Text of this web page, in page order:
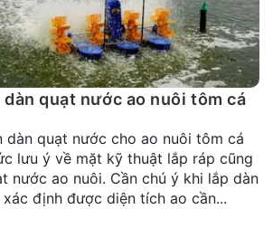
quạt nước ao nuôi tôm cá
dàn quạt nước cho ao nuôi tôm cá
lưu ý về mặt kỹ thuật lắp ráp cũng
nước ao nuôi. Cần chú ý khi lắp dàn
định được diện tích ao cần...